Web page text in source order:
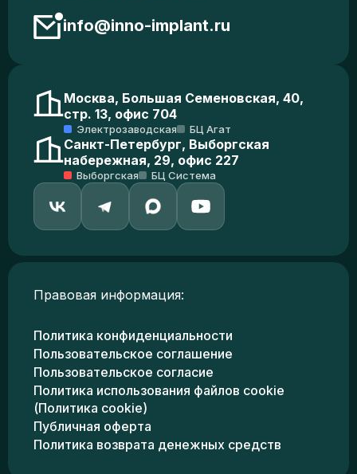
info@inno-implant.ru
Москва, Большая Семеновская, 40,
стр. 13, офис 704
Электрозаводская БЦ Агат
Санкт-Петербург, Выборгская
набережная, 29, офис 227
Выборгская БЦ Система
Правовая информация:
Политика конфиденциальности
Пользовательское соглашение
Пользовательское согласие
Политика использования файлов cookie
(Политика cookie)
Публичная оферта
Политика возврата денежных средств